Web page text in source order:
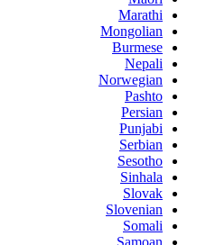
Marathi
Mongolian
Burmese
Nepali
Norwegian
Pashto
Persian
Punjabi
Serbian
Sesotho
Sinhala
Slovak
Slovenian
Somali
Samoan